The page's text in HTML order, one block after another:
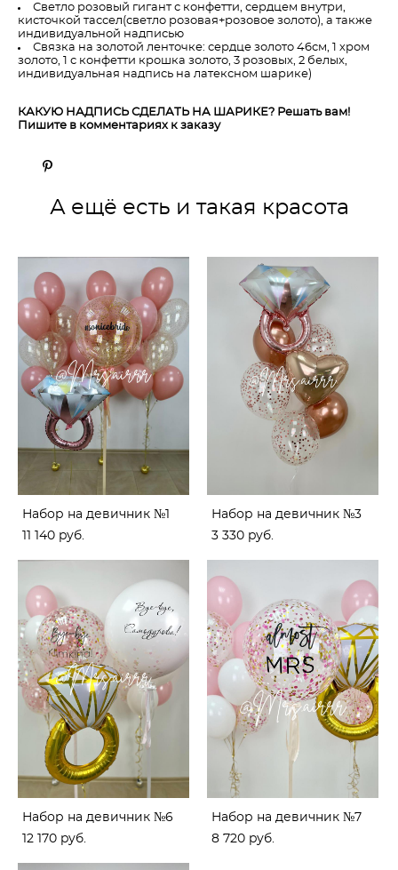
Светло розовый гигант с конфетти, сердцем внутри,
кисточкой тассел(светло розовая+розовое золото), а также
индивидуальной надписью
Связка на золотой ленточке: сердце золото 46см, 1 хром
золото, 1 с конфетти крошка золото, 3 розовых, 2 белых,
индивидуальная надпись на латексном шарике)
КАКУЮ НАДПИСЬ СДЕЛАТЬ НА ШАРИКЕ? Решать вам!
Пишите в комментариях к заказу
А ещё есть и такая красота
Набор на девичник №1
11 140 pуб.
Набор на девичник №3
3 330 pуб.
Набор на девичник №6
12 170 pуб.
Набор на девичник №7
8 720 pуб.